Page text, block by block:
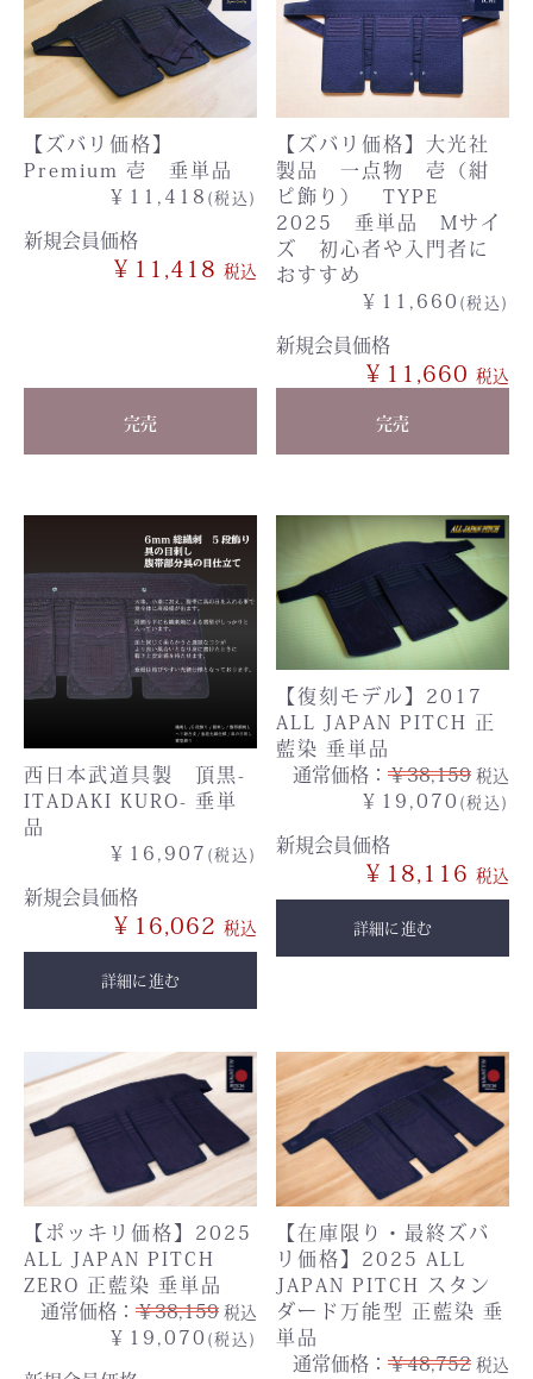
【ズバリ価格】
Premium 壱 垂単品
￥11,418 (税込)
新規会員価格
￥11,418
完売
【ズバリ価格】大光社
製品 一点物 壱（紺
ピ飾り） TYPE
2025 垂単品 Mサイ
ズ 初心者や入門者に
おすすめ
￥11,660 (税込)
新規会員価格
￥11,660
完売
西日本武道具製 頂黒-
ITADAKI KURO- 垂単
品
￥16,907 (税込)
新規会員価格
￥16,062
詳細に進む
【復刻モデル】2017
ALL JAPAN PITCH 正
藍染 垂単品
通常価格： ￥38,159 税込
￥19,070 (税込)
新規会員価格
￥18,116
詳細に進む
【ポッキリ価格】2025
ALL JAPAN PITCH
ZERO 正藍染 垂単品
通常価格： ￥38,159 税込
￥19,070 (税込)
【在庫限り・最終ズバ
リ価格】2025 ALL
JAPAN PITCH スタン
ダード万能型 正藍染 垂
単品
通常価格： ￥48,752 税込